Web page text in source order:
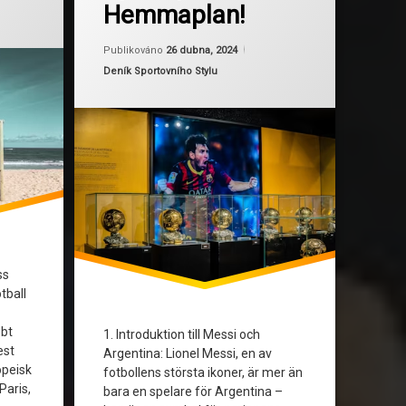
Hemmaplan!
Publikováno 26 dubna, 2024
Kategorie:
Deník Sportovního Stylu
1. Introduktion till Messi och
Argentina: Lionel Messi, en av
fotbollens största ikoner, är mer än
bara en spelare för Argentina –
InternationellFotboll
LionelMessi
SpanskaLigan